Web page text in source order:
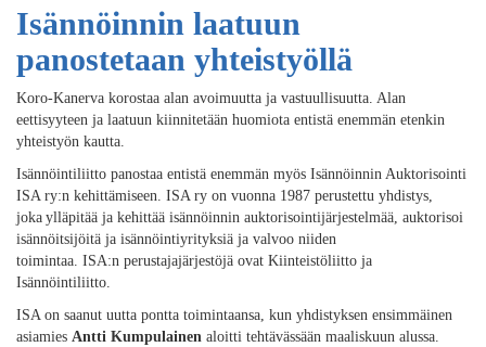
Isännöinnin laatuun
panostetaan yhteistyöllä
Koro-Kanerva korostaa alan avoimuutta ja vastuullisuutta. Alan
eettisyyteen ja laatuun kiinnitetään huomiota entistä enemmän etenkin
yhteistyön kautta.
Isännöintiliitto panostaa entistä enemmän myös Isännöinnin Auktorisointi
ISA ry:n kehittämiseen. ISA ry on vuonna 1987 perustettu yhdistys,
joka ylläpitää ja kehittää isännöinnin auktorisointijärjestelmää, auktorisoi
isännöitsijöitä ja isännöintiyrityksiä ja valvoo niiden
toimintaa. ISA:n perustajajärjestöjä ovat Kiinteistöliitto ja
Isännöintiliitto.
ISA on saanut uutta pontta toimintaansa, kun yhdistyksen ensimmäinen
asiamies Antti Kumpulainen aloitti tehtävässään maaliskuun alussa.